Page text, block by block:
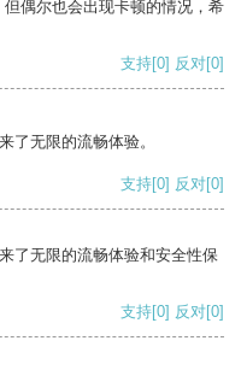
偶尔也会出现卡顿的情况，希
支持[0] 反对[0]
了无限的流畅体验。
支持[0] 反对[0]
了无限的流畅体验和安全性保
支持[0] 反对[0]